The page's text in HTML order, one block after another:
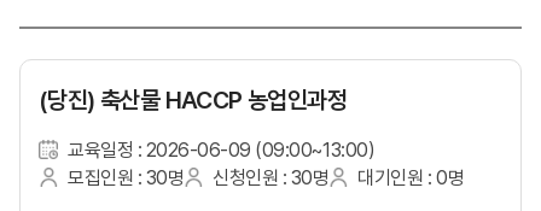
(당진) 축산물 HACCP 농업인과정
교육일정 : 2026-06-09 (09:00~13:00)
모집인원 : 30명
신청인원 : 30명 대기인원 : 0명